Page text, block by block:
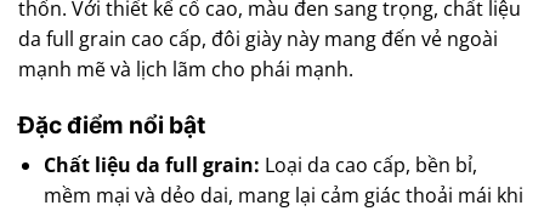
thốn. Với thiết kế cổ cao, màu đen sang trọng, chất liệu
da full grain cao cấp, đôi giày này mang đến vẻ ngoài
mạnh mẽ và lịch lãm cho phái mạnh.
Đặc điểm nổi bật
Chất liệu da full grain: Loại da cao cấp, bền bỉ,
mềm mại và dẻo dai, mang lại cảm giác thoải mái khi